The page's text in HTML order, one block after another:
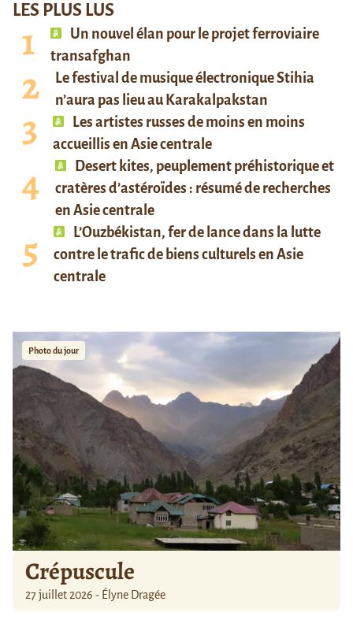
LES PLUS LUS
Un nouvel élan pour le projet ferroviaire
transafghan
Le festival de musique électronique Stihia
n’aura pas lieu au Karakalpakstan
Les artistes russes de moins en moins
accueillis en Asie centrale
Desert kites, peuplement préhistorique et
cratères d’astéroïdes : résumé de recherches
en Asie centrale
L’Ouzbékistan, fer de lance dans la lutte
contre le trafic de biens culturels en Asie
centrale
Photo du jour
Crépuscule
27 juillet 2026 - Élyne Dragée